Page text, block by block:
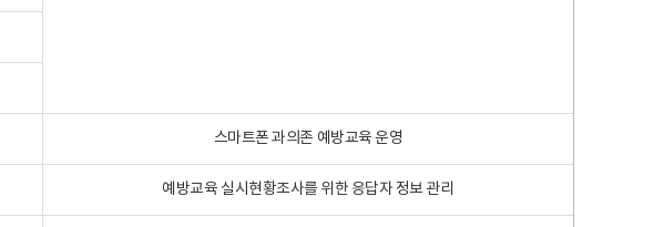
스마트폰 과의존 예방교육 운영
예방교육 실시현황조사를 위한 응답자 정보 관리